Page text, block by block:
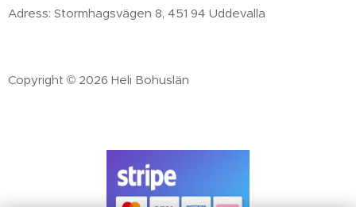
Adress: Stormhagsvägen 8, 451 94 Uddevalla
Copyright © 2026 Heli Bohuslän